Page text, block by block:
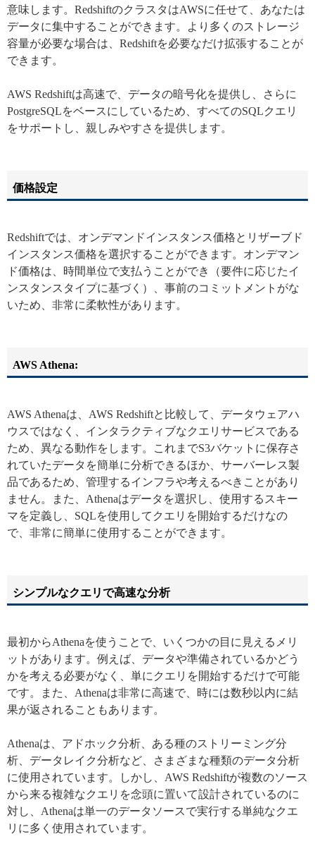
意味します。RedshiftのクラスタはAWSに任せて、あなたは
データに集中することができます。より多くのストレージ
容量が必要な場合は、Redshiftを必要なだけ拡張することが
できます。
AWS Redshiftは高速で、データの暗号化を提供し、さらに
PostgreSQLをベースにしているため、すべてのSQLクエリ
をサポートし、親しみやすさを提供します。
価格設定
Redshiftでは、オンデマンドインスタンス価格とリザーブド
インスタンス価格を選択することができます。オンデマン
ド価格は、時間単位で支払うことができ（要件に応じたイ
ンスタンスタイプに基づく）、事前のコミットメントがな
いため、非常に柔軟性があります。
AWS Athena:
AWS Athenaは、AWS Redshiftと比較して、データウェアハ
ウスではなく、インタラクティブなクエリサービスである
ため、異なる動作をします。これまでS3バケットに保存さ
れていたデータを簡単に分析できるほか、サーバーレス製
品であるため、管理するインフラや考えるべきことがあり
ません。また、Athenaはデータを選択し、使用するスキー
マを定義し、SQLを使用してクエリを開始するだけなの
で、非常に簡単に使用することができます。
シンプルなクエリで高速な分析
最初からAthenaを使うことで、いくつかの目に見えるメリ
ットがあります。例えば、データや準備されているかどう
かを考える必要がなく、単にクエリを開始するだけで可能
です。また、Athenaは非常に高速で、時には数秒以内に結
果が返されることもあります。
Athenaは、アドホック分析、ある種のストリーミング分
析、データレイク分析など、さまざまな種類のデータ分析
に使用されています。しかし、AWS Redshiftが複数のソース
から来る複雑なクエリを念頭に置いて設計されているのに
対し、Athenaは単一のデータソースで実行する単純なクエ
リに多く使用されています。